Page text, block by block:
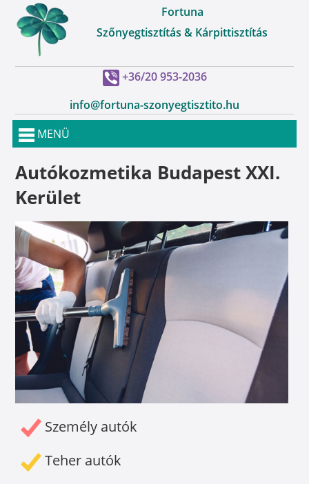
Fortuna
Szőnyegtisztítás & Kárpittisztítás
+36/20 953-2036
info@fortuna-szonyegtisztito.hu
MENÜ
Autókozmetika Budapest XXI.
Kerület
Személy autók
Teher autók